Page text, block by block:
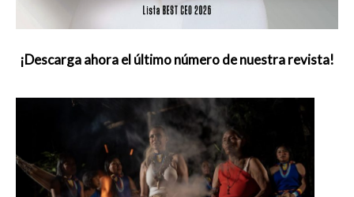
¡Descarga ahora el último número de nuestra revista!